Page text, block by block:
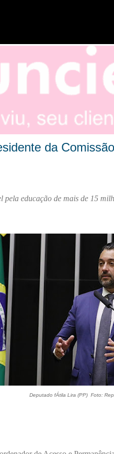
da
pela educação de mais de 15
Deputado fÁtila Lira (PP) Foto: